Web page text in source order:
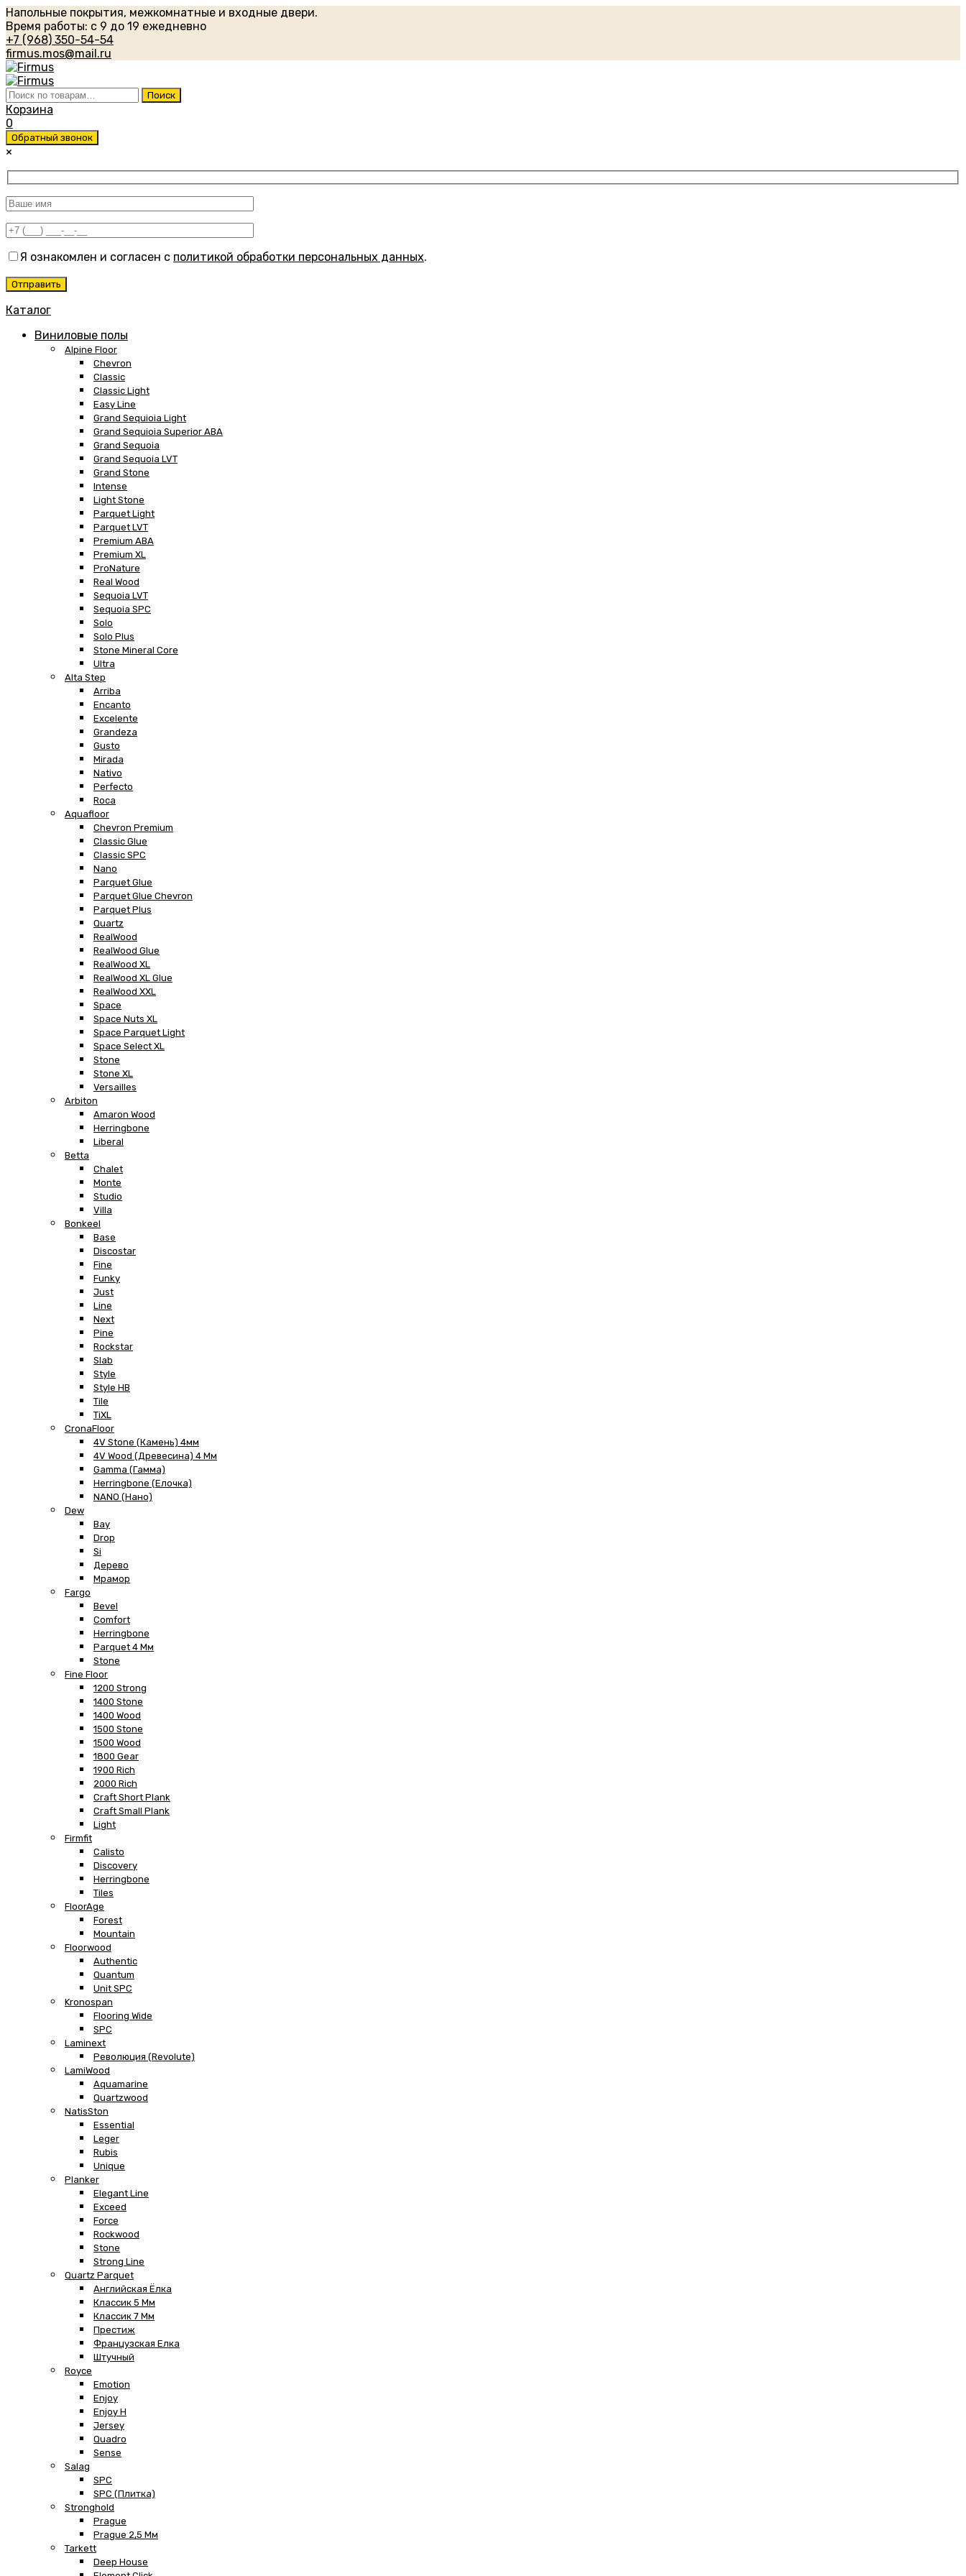
Напольные покрытия, межкомнатные и входные двери.
Время работы: с 9 до 19 ежедневно
+7 (968) 350-54-54
firmus.mos@mail.ru
Искать: Поиск
Корзина
0
Обратный звонок
×
Я ознакомлен и согласен с политикой обработки персональных данных.
Каталог
Виниловые полы
Alpine Floor
Chevron
Classic
Classic Light
Easy Line
Grand Sequioia Light
Grand Sequioia Superior ABA
Grand Sequoia
Grand Sequoia LVT
Grand Stone
Intense
Light Stone
Parquet Light
Parquet LVT
Premium ABA
Premium XL
ProNature
Real Wood
Sequoia LVT
Sequoia SPC
Solo
Solo Plus
Stone Mineral Core
Ultra
Alta Step
Arriba
Encanto
Excelente
Grandeza
Gusto
Mirada
Nativo
Perfecto
Roca
Aquafloor
Chevron Premium
Classic Glue
Classic SPC
Nano
Parquet Glue
Parquet Glue Chevron
Parquet Plus
Quartz
RealWood
RealWood Glue
RealWood XL
RealWood XL Glue
RealWood XXL
Space
Space Nuts XL
Space Parquet Light
Space Select XL
Stone
Stone XL
Versailles
Arbiton
Amaron Wood
Herringbone
Liberal
Betta
Chalet
Monte
Studio
Villa
Bonkeel
Base
Discostar
Fine
Funky
Just
Line
Next
Pine
Rockstar
Slab
Style
Style HB
Tile
TiXL
CronaFloor
4V Stone (Камень) 4мм
4V Wood (Древесина) 4 Мм
Gamma (Гамма)
Herringbone (Елочка)
NANO (Нано)
Dew
Bay
Drop
Si
Дерево
Мрамор
Fargo
Bevel
Comfort
Herringbone
Parquet 4 Мм
Stone
Fine Floor
1200 Strong
1400 Stone
1400 Wood
1500 Stone
1500 Wood
1800 Gear
1900 Rich
2000 Rich
Craft Short Plank
Craft Small Plank
Light
Firmfit
Calisto
Discovery
Herringbone
Tiles
FloorAge
Forest
Mountain
Floorwood
Authentic
Quantum
Unit SPC
Kronospan
Flooring Wide
SPC
Laminext
Революция (Revolute)
LamiWood
Aquamarine
Quartzwood
NatisSton
Essential
Leger
Rubis
Unique
Planker
Elegant Line
Exceed
Force
Rockwood
Stone
Strong Line
Quartz Parquet
Английская Ёлка
Классик 5 Мм
Классик 7 Мм
Престиж
Французская Елка
Штучный
Royce
Emotion
Enjoy
Enjoy H
Jersey
Quadro
Sense
Salag
SPC
SPC (плитка)
Stronghold
Prague
Prague 2,5 Мм
Tarkett
Deep House